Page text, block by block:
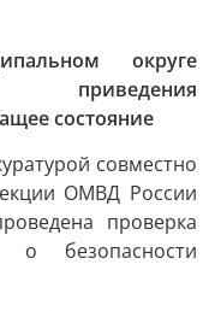
округе
приведения
состояние
совместно
ОМВД России
проверка
о безопасности